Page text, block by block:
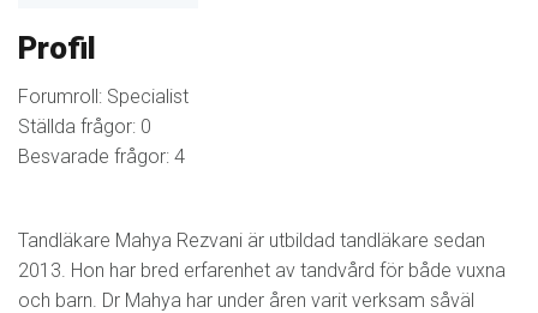
Profil
Forumroll: Specialist
Ställda frågor: 0
Besvarade frågor: 4
Tandläkare Mahya Rezvani är utbildad tandläkare sedan
2013. Hon har bred erfarenhet av tandvård för både vuxna
och barn. Dr Mahya har under åren varit verksam såväl